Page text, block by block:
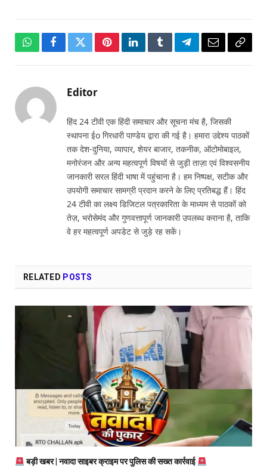
WhatsAppFacebookTwitterPinterestLinkedInTumblrTelegramEmailCopy
Editor
हिंद 24 टीवी एक हिंदी समाचार और सूचना मंच है, जिसकी
स्थापना ईo गिरधारी पाण्डेय द्वारा की गई है। हमारा उद्देश्य पाठकों
तक देश-दुनिया, व्यापार, शेयर बाजार, तकनीक, ऑटोमोबाइल,
मनोरंजन और अन्य महत्वपूर्ण विषयों से जुड़ी ताज़ा एवं विश्वसनीय
जानकारी सरल हिंदी भाषा में पहुंचाना है। हम निष्पक्ष, सटीक और
उपयोगी समाचार सामग्री प्रदान करने के लिए प्रतिबद्ध हैं। हिंद
24 टीवी का लक्ष्य डिजिटल पत्रकारिता के माध्यम से पाठकों को
तेज़, भरोसेमंद और गुणवत्तापूर्ण जानकारी उपलब्ध कराना है, ताकि
वे हर महत्वपूर्ण अपडेट से जुड़े रह सकें।
RELATED POSTS
बड़ी खबर | नवादा साइबर क्राइम पर पुलिस की सख्त कार्रवाई